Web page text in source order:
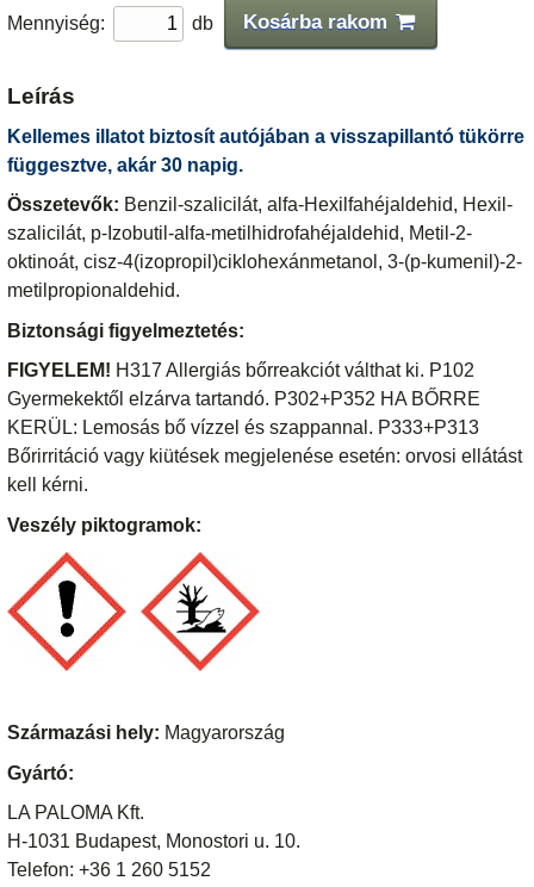
Mennyiség: db Kosárba rakom
Leírás
Kellemes illatot biztosít autójában a visszapillantó tükörre
függesztve, akár 30 napig.
Összetevők: Benzil-szalicilát, alfa-Hexilfahéjaldehid, Hexil-
szalicilát, p-Izobutil-alfa-metilhidrofahéjaldehid, Metil-2-
oktinoát, cisz-4(izopropil)ciklohexánmetanol, 3-(p-kumenil)-2-
metilpropionaldehid.
Biztonsági figyelmeztetés:
FIGYELEM! H317 Allergiás bőrreakciót válthat ki. P102
Gyermekektől elzárva tartandó. P302+P352 HA BŐRRE
KERÜL: Lemosás bő vízzel és szappannal. P333+P313
Bőrirritáció vagy kiütések megjelenése esetén: orvosi ellátást
kell kérni.
Veszély piktogramok:
Származási hely: Magyarország
Gyártó:
LA PALOMA Kft.
H-1031 Budapest, Monostori u. 10.
Telefon: +36 1 260 5152